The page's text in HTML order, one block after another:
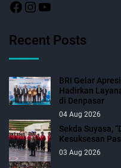
Recent Posts
BRI Gelar
Hadirkan
di Denpasar
04 Aug 2026
Sekda Suyasa,
Kesuksesan
03 Aug 2026